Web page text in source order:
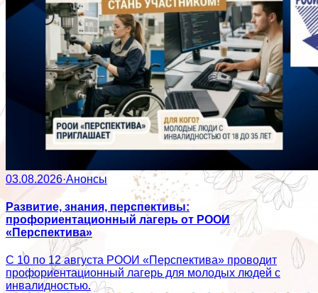
03.08.2026·Анонсы
Развитие, знания, перспективы:
профориентационный лагерь от РООИ
«Перспектива»
С 10 по 12 августа РООИ «Перспектива» проводит
профориентационный лагерь для молодых людей с
инвалидностью.